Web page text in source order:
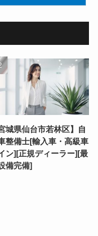
宮城県仙台市若林区】自
整備士[輸入車・高級車
ン][正規ディーラー][最
備完備]